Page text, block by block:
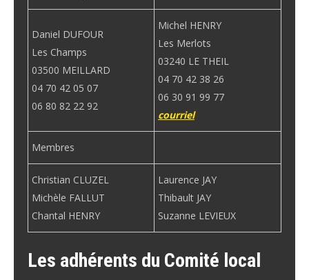
Daniel DUFOUR
Les Champs
03500 MEILLARD
04 70 42 05 07
06 80 82 22 92
Michel HENRY
Les Merlots
03240 LE THEIL
04 70 42 38 26
06 30 91 99 77
courriel
Membres
Christian CLUZEL
Michèle FALLUT
Chantal HENRY
Laurence JAY
Thibault JAY
Suzanne LEVIEUX
Les adhérents du Comité local